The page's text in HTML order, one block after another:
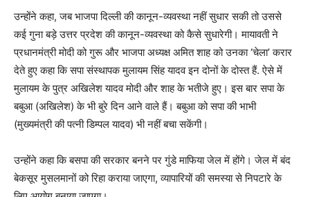
उन्होंने कहा, जब भाजपा दिल्ली की कानून-व्यवस्था नहीं सुधार सकी तो उससे
कई गुना बड़े उत्तर प्रदेश की कानून-व्यवस्था को कैसे सुधारेगी। मायावती ने
प्रधानमंत्री मोदी को गुरू और भाजपा अध्यक्ष अमित शाह को उनका ‘चेला’ करार
देते हुए कहा कि सपा संस्थापक मुलायम सिंह यादव इन दोनों के दोस्त हैं. ऐसे में
मुलायम के पुत्र अखिलेश यादव मोदी और शाह के भतीजे हुए। इस बार सपा के
बबुआ (अखिलेश) के भी बुरे दिन आने वाले हैं। बबुआ को सपा की भाभी
(मुख्यमंत्री की पत्नी डिम्पल यादव) भी नहीं बचा सकेंगी।
उन्होंने कहा कि बसपा की सरकार बनने पर गुंडे माफिया जेल में होंगे। जेल में बंद
बेकसूर मुसलमानों को रिहा कराया जाएगा, व्यापारियों की समस्या से निपटारे के